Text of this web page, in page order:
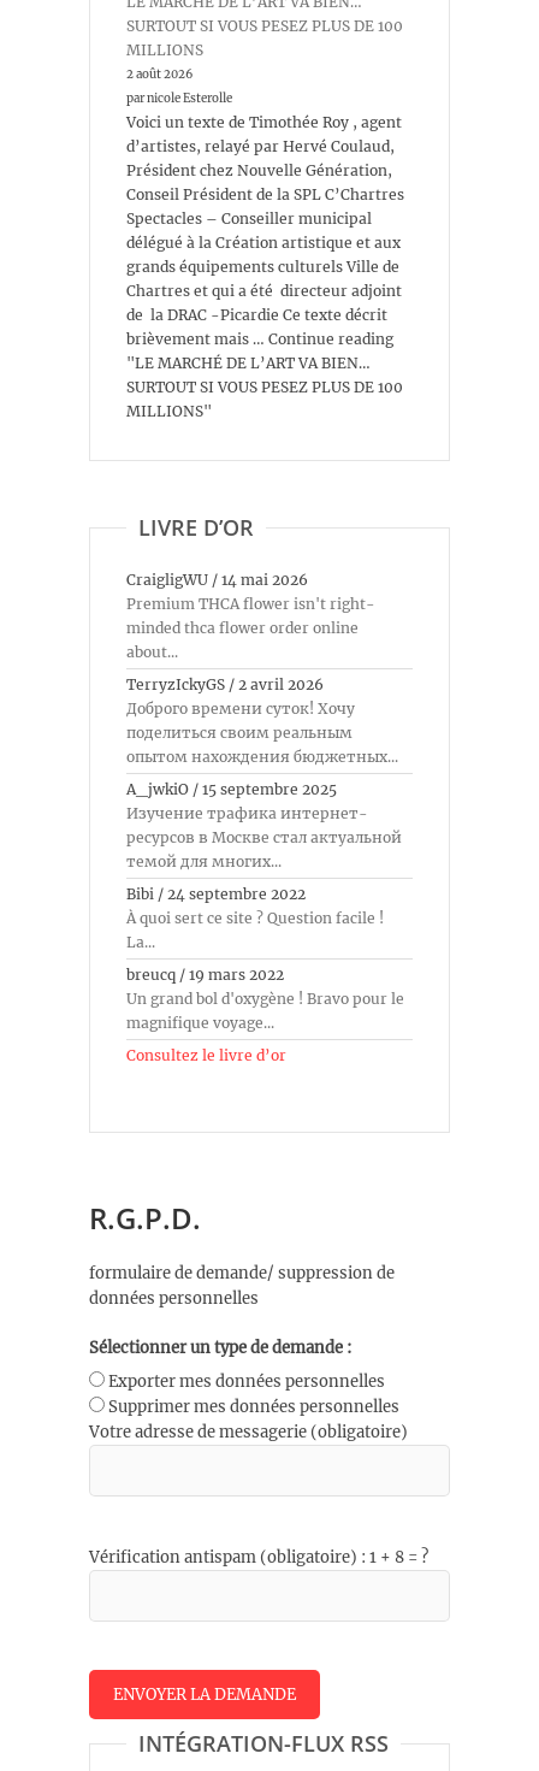
SURTOUT SI VOUS PESEZ PLUS DE 100
MILLIONS
2 août 2026
par nicole Esterolle
Voici un texte de Timothée Roy , agent
d’artistes, relayé par Hervé Coulaud,
Président chez Nouvelle Génération,
Conseil Président de la SPL C’Chartres
Spectacles – Conseiller municipal
délégué à la Création artistique et aux
grands équipements culturels Ville de
Chartres et qui a été directeur adjoint
de la DRAC -Picardie Ce texte décrit
brièvement mais … Continue reading
"LE MARCHÉ DE L’ART VA BIEN…
SURTOUT SI VOUS PESEZ PLUS DE 100
MILLIONS"
LIVRE D’OR
CraigligWU / 14 mai 2026
Premium THCA flower isn't right-
minded thca flower order online
about...
TerryzIckyGS / 2 avril 2026
Доброго времени суток! Хочу
поделиться своим реальным
опытом нахождения бюджетных...
A_jwkiO / 15 septembre 2025
Изучение трафика интернет-
ресурсов в Москве стал актуальной
темой для многих...
Bibi / 24 septembre 2022
À quoi sert ce site ? Question facile !
La...
breucq / 19 mars 2022
Un grand bol d'oxygène ! Bravo pour le
magnifique voyage...
Consultez le livre d’or
R.G.P.D.
formulaire de demande/ suppression de
données personnelles
Sélectionner un type de demande :
Exporter mes données personnelles
Supprimer mes données personnelles
Votre adresse de messagerie (obligatoire)
Vérification antispam (obligatoire) : 1 + 8 = ?
INTÉGRATION-FLUX RSS